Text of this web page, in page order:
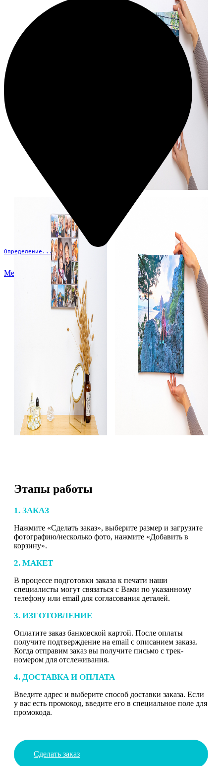
Определение...
Меню
Этапы работы
1. ЗАКАЗ
Нажмите «Сделать заказ», выберите размер и загрузите
фотографию/несколько фото, нажмите «Добавить в
корзину».
2. МАКЕТ
В процессе подготовки заказа к печати наши
специалисты могут связаться с Вами по указанному
телефону или email для согласования деталей.
3. ИЗГОТОВЛЕНИЕ
Оплатите заказ банковской картой. После оплаты
получите подтверждение на email с описанием заказа.
Когда отправим заказ вы получите письмо с трек-
номером для отслеживания.
4. ДОСТАВКА И ОПЛАТА
Введите адрес и выберите способ доставки заказа. Если
у вас есть промокод, введите его в специальное поле для
промокода.
Сделать заказ